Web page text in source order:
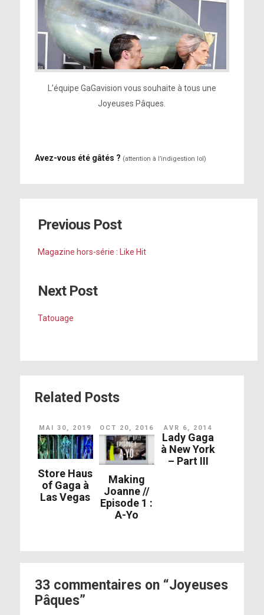
L’équipe GaGavision vous souhaite à tous une
Joyeuses Pâques.
Avez-vous été gâtés ? (attention à l’indigestion lol)
Previous Post
Magazine hors-série : Like Hit
Next Post
Tatouage
Related Posts
MAI 30, 2019
Store Haus
of Gaga à
Las Vegas
OCT 20, 2016
Making
Joanne //
Episode 1 :
A-Yo
AVR 6, 2014
Lady Gaga
à New York
– Part III
33 commentaires on “Joyeuses
Pâques”